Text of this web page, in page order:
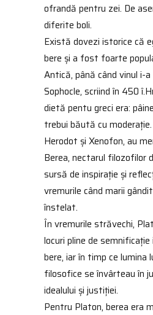
ofrandă pentru zei. De
diferite boli.
Există dovezi istorice că
bere și a fost foarte
Antică, până când vinul i-
Sophocle, scriind în 450
dietă pentu greci era:
trebui băută cu
Herodot și Xenofon, au
Berea, nectarul filozofilor
sursă de inspirație și
vremurile când marii
înstelat.
În vremurile străvechi,
locuri pline de
bere, iar în timp ce lumina
filosofice se învârteau în
idealului și justiției.
Pentru Platon, berea era